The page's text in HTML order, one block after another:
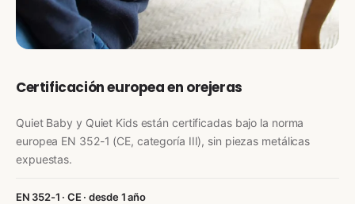
Certificación europea en orejeras
Quiet Baby y Quiet Kids están certificadas bajo la norma
europea EN 352-1 (CE, categoría III), sin piezas metálicas
expuestas.
EN 352-1 · CE · desde 1 año